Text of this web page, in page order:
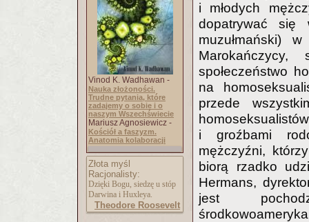
Vinod K. Wadhawan -
Nauka złożoności.
Trudne pytania, które
zadajemy o sobie i o
naszym Wszechświecie
Mariusz Agnosiewicz -
Kościół a faszyzm.
Anatomia kolaboracji
Złota myśl
Racjonalisty:
Dzięki Bogu, siedzę u stóp
Darwina i Huxleya.
Theodore Roosevelt
i młodych
dopatrywać się
muzułmański)
społeczeństwo
na
przede
i groźbami
mężczyźni,
biorą rzadko
Hermans,
jest